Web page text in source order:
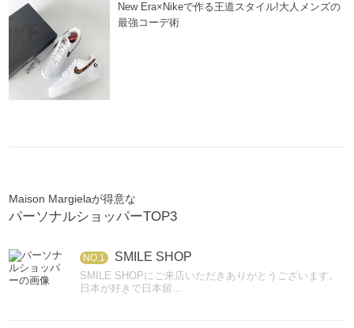
New Era×Nikeで作る王道スタイル!大人メンズの
最強コーデ術
Maison Margielaが得意な
パーソナルショッパーTOP3
NO.1 SMILE SHOP
SMILE SHOPにご来店いただきありがとうございます。
日本が好きで日本留...